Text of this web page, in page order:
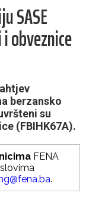
SASE
obveznice
berzansko
su
(FBIHK67A).
FENA
.